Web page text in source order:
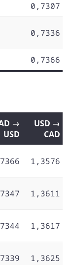
0,7307
0,7336
0,7366
→
USD
USD →
CAD
1,3576
1,3611
1,3617
1,3625